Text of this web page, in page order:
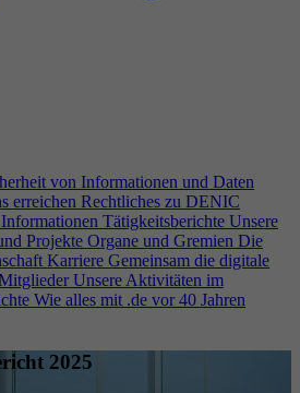
von Informationen und Daten
erreichen Rechtliches zu DENIC
Tätigkeitsberichte Unsere
Projekte Organe und Gremien Die
Karriere Gemeinsam die digitale
Unsere Aktivitäten im
Wie alles mit .de vor 40 Jahren
2025